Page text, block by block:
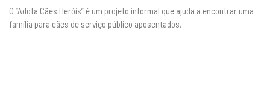
O “Adota Cães Heróis” é um projeto informal que ajuda a encontrar uma
família para cães de serviço público aposentados.